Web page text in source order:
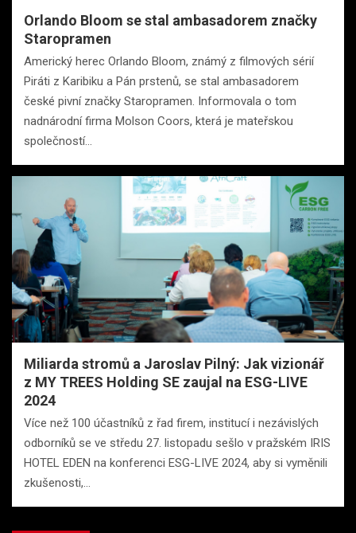
Orlando Bloom se stal ambasadorem značky
Staropramen
Americký herec Orlando Bloom, známý z filmových sérií
Piráti z Karibiku a Pán prstenů, se stal ambasadorem
české pivní značky Staropramen. Informovala o tom
nadnárodní firma Molson Coors, která je mateřskou
společností…
Miliarda stromů a Jaroslav Pilný: Jak vizionář
z MY TREES Holding SE zaujal na ESG-LIVE
2024
Více než 100 účastníků z řad firem, institucí i nezávislých
odborníků se ve středu 27. listopadu sešlo v pražském IRIS
HOTEL EDEN na konferenci ESG-LIVE 2024, aby si vyměnili
zkušenosti,…